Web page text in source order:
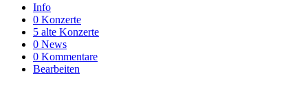
Info
0 Konzerte
5 alte Konzerte
0 News
0 Kommentare
Bearbeiten